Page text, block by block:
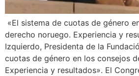
«El sistema de cuotas de género
derecho noruego. Experiencia y
Izquierdo, Presidenta de la
cuotas de género en los consejos
Experiencia y resultados». El